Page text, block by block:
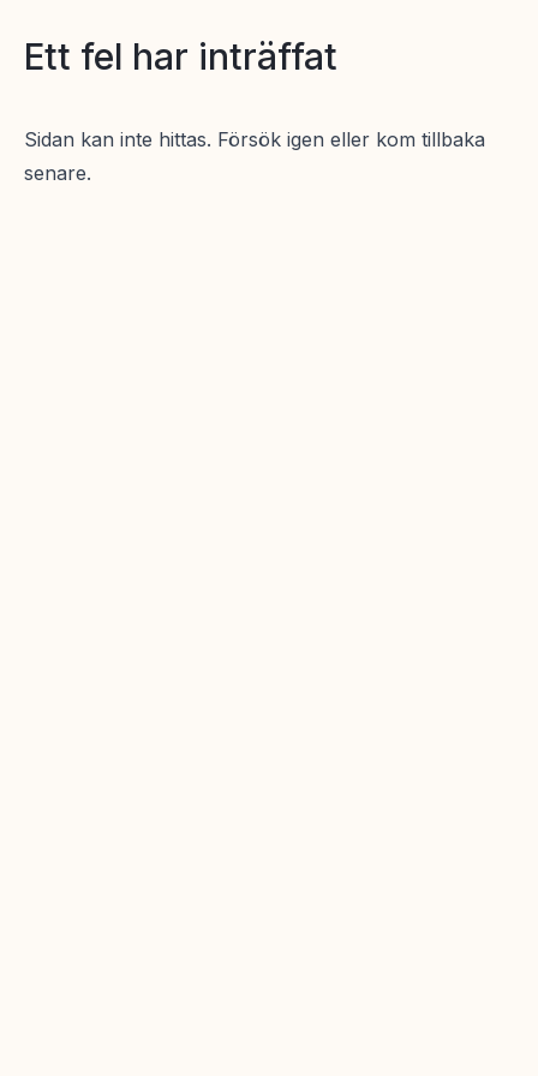
Ett fel har inträffat
Sidan kan inte hittas. Försök igen eller kom tillbaka
senare.